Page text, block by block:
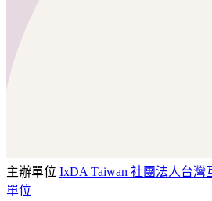
主辦單位 IxDA Taiwan 社團法人台灣
單位